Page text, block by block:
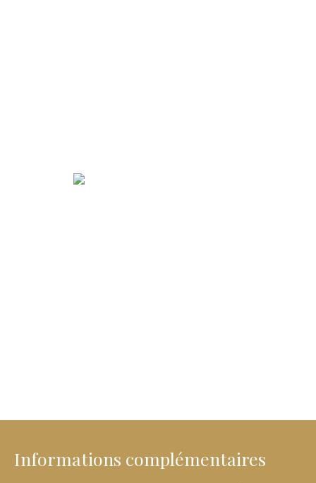
Informations complémentaires